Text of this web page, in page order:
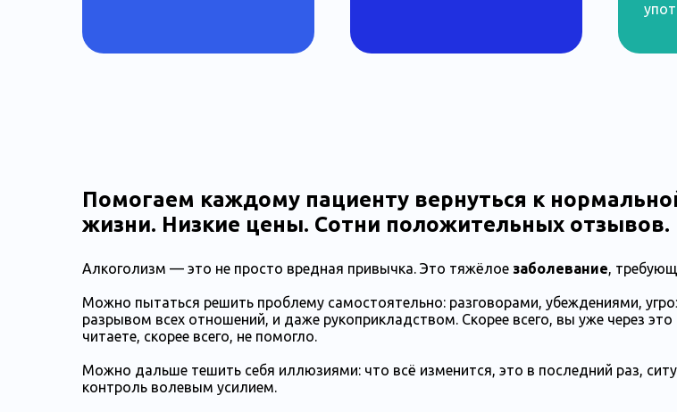
Помогаем каждому пациенту вернуться к
жизни. Низкие цены. Сотни положительных отзывов.
Алкоголизм — это не просто вредная привычка. Это тяжёлое заболевание,
Можно пытаться решить проблему самостоятельно: разговорами, убеждениями,
разрывом всех отношений, и даже рукоприкладством. Скорее всего, вы уже через
читаете, скорее всего, не помогло.
Можно дальше тешить себя иллюзиями: что всё изменится, это в последний раз,
контроль волевым усилием.